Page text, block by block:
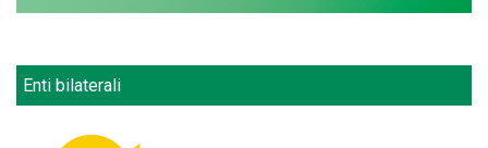
Enti bilaterali